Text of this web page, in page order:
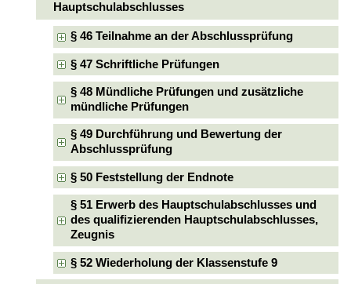
Hauptschulabschlusses
§ 46 Teilnahme an der Abschlussprüfung
§ 47 Schriftliche Prüfungen
§ 48 Mündliche Prüfungen und zusätzliche
mündliche Prüfungen
§ 49 Durchführung und Bewertung der
Abschlussprüfung
§ 50 Feststellung der Endnote
§ 51 Erwerb des Hauptschulabschlusses und
des qualifizierenden Hauptschulabschlusses,
Zeugnis
§ 52 Wiederholung der Klassenstufe 9